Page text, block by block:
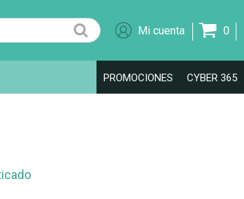
0
CYBER 365
PROMOCIONES